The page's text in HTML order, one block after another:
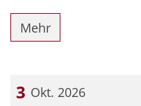
Mehr
3 Okt. 2026